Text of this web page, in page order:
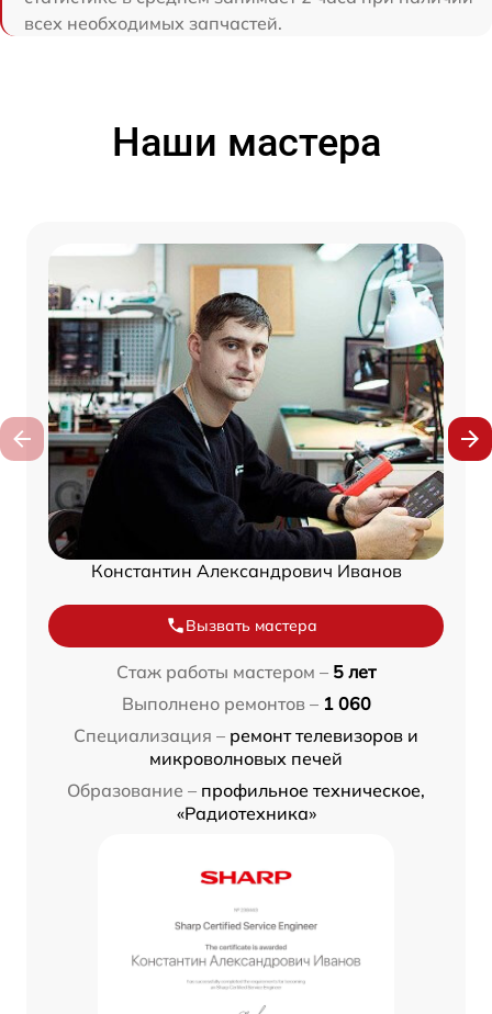
всех необходимых запчастей.
Наши мастера
Константин Александрович Иванов
Вызвать мастера
Стаж работы мастером – 5 лет
Выполнено ремонтов – 1 060
Специализация – ремонт телевизоров и
микроволновых печей
Образование – профильное техническое,
«Радиотехника»